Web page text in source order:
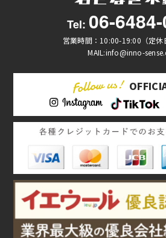
Tel: 06-
営業時間：10:00-19:00（定休
MAIL:info@inno-